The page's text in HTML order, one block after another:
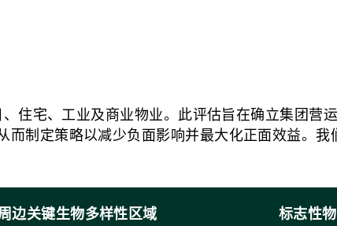
住宅、工业及商业物业。此评估旨在确立集团营
制定策略以减少负面影响并最大化正面效益。我
边关键生物多样性区域 标志性